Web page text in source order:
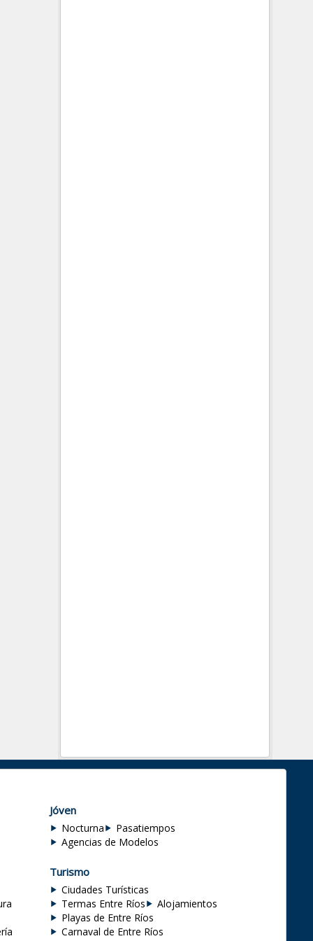
Jóven
Nocturna
Pasatiempos
Agencias de Modelos
Turismo
Ciudades Turísticas
Termas Entre Ríos
Alojamientos
Playas de Entre Ríos
Carnaval de Entre Ríos